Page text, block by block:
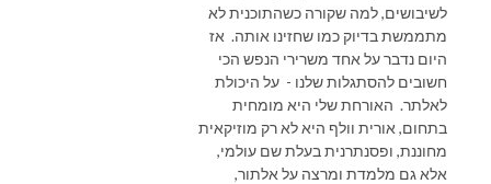
לשיבושים, למה שקורה כשהתוכנית לא
מתממשת בדיוק כמו שחזינו אותה. אז
היום נדבר על אחד משרירי הנפש הכי
חשובים להסתגלות שלנו - על היכולת
לאלתר. האורחת שלי היא מומחית
בתחום, אורית וולף היא לא רק מוזיקאית
מחוננת, ופסנתרנית בעלת שם עולמי,
אלא גם מלמדת ומרצה על אלתור,